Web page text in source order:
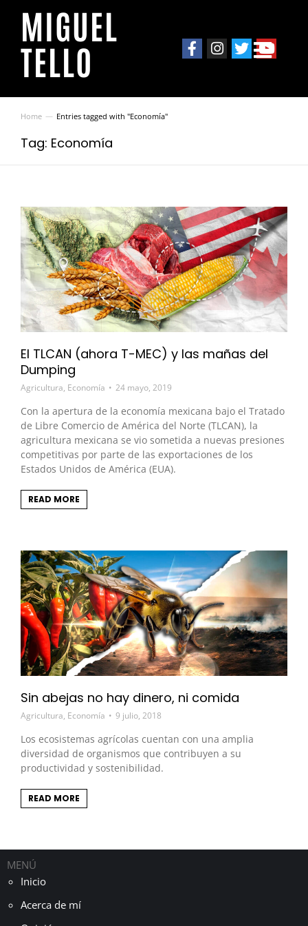
MIGUEL
TELLO
You are here:
Home Entries tagged with "Economía"
Tag: Economía
El TLCAN (ahora T-MEC) y las mañas del
Dumping
Agricultura, Economía 24 mayo, 2019
Con la apertura de la economía mexicana bajo el Tratado
de Libre Comercio de América del Norte (TLCAN), la
agricultura mexicana se vio sometida a nuevas presiones
competitivas por parte de las exportaciones de los
Estados Unidos de América (EUA).
READ MORE
Sin abejas no hay dinero, ni comida
Agricultura, Economía 9 julio, 2018
Los ecosistemas agrícolas cuentan con una amplia
diversidad de organismos que contribuyen a su
productividad y sostenibilidad.
READ MORE
MENÚ
Inicio
Acerca de mí